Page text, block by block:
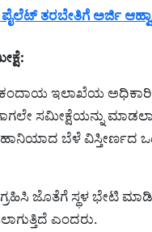
ತರಬೇತಿಗೆ ಅರ್ಜಿ
ಇಲಾಖೆಯ
ಬೆಳೆ ವಿಸ್ತೀರ್ಣದ
ಜೊತೆಗೆ ಸ್ಥಳ ಭೇಟಿ
ಎಂದರು.